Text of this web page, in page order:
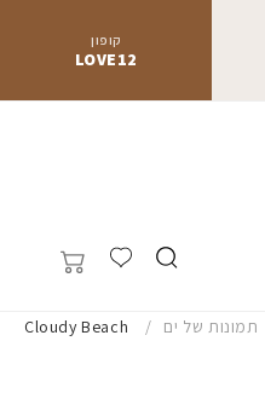
קופון
LOVE12
תמונות של ים Cloudy Beach